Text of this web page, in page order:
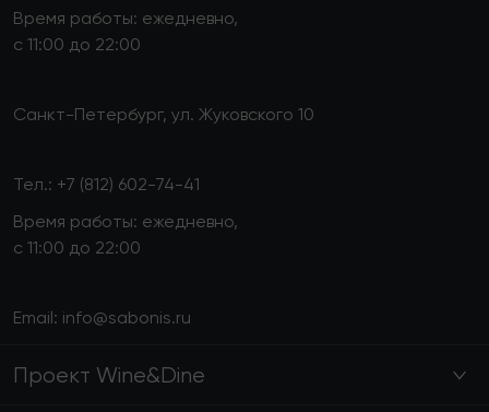
Время работы: ежедневно,
с 11:00 до 22:00
Санкт-Петербург, ул. Жуковского 10
Тел.: +7 (812) 602-74-41
Время работы: ежедневно,
с 11:00 до 22:00
Email: info@sabonis.ru
Проект Wine&Dine